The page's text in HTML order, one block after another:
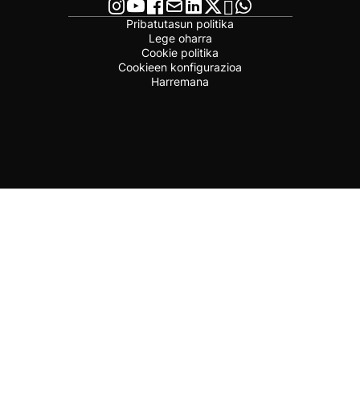
Pribatutasun politika
Lege oharra
Cookie politika
Cookieen konfigurazioa
Harremana